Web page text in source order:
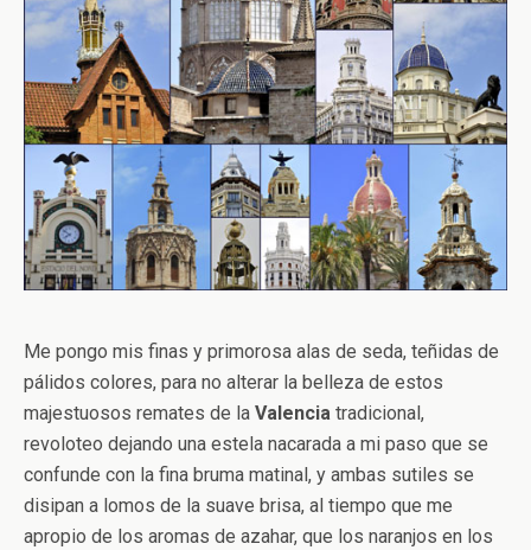
Me pongo mis finas y primorosa alas de seda, teñidas de
pálidos colores, para no alterar la belleza de estos
majestuosos remates de la Valencia tradicional,
revoloteo dejando una estela nacarada a mi paso que se
confunde con la fina bruma matinal, y ambas sutiles se
disipan a lomos de la suave brisa, al tiempo que me
apropio de los aromas de azahar, que los naranjos en los